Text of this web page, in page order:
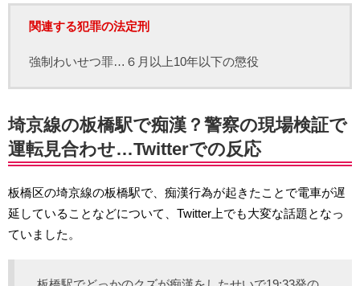
関連する犯罪の法定刑
強制わいせつ罪…６月以上10年以下の懲役
埼京線の板橋駅で痴漢？警察の現場検証で
運転見合わせ…Twitterでの反応
板橋区の埼京線の板橋駅で、痴漢行為が起きたことで電車が遅
延していることなどについて、Twitter上でも大変な話題となっ
ていました。